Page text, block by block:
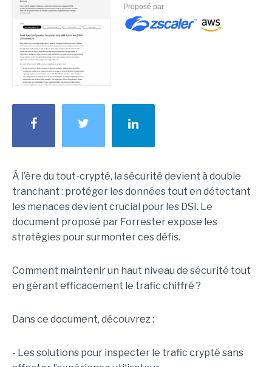
Proposé par
À l’ère du tout-crypté, la sécurité devient à double
tranchant : protéger les données tout en détectant
les menaces devient crucial pour les DSI. Le
document proposé par Forrester expose les
stratégies pour surmonter ces défis.
Comment maintenir un haut niveau de sécurité tout
en gérant efficacement le trafic chiffré ?
Dans ce document, découvrez :
- Les solutions pour inspecter le trafic crypté sans